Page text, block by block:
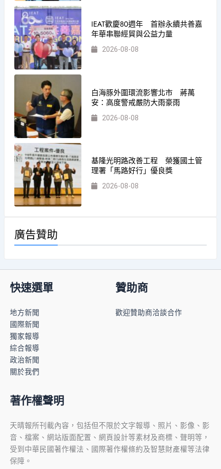
IEAT歡慶80週年 首辦永續共善嘉
年華串聯經貿與公益力量
2026-08-08
白海豚外圍環流影響北市 蔣萬
安：高度警戒嚴防大雨豪雨
2026-08-08
基隆光明路改善工程 榮獲國土管
理署「馬路好行」優良獎
2026-08-08
廣告贊助
快速選單
地方新聞
國際新聞
獨家報導
綜合報導
政治新聞
關於我們
贊助商
歡迎贊助商洽談合作
著作權聲明
天晴報所刊載內容，包括但不限於文字報導、照片、影像、影
音、檔案、網站版面配置、網頁設計等素材及商標、聲明等，
受到中華民國著作權法、國際著作權條約及智慧財產權等法律
保障。